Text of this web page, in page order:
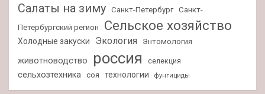
Салаты на зиму Санкт-Петербург Санкт-
Петербургский регион
Сельское хозяйство
Холодные закуски Экология Энтомология
животноводство россия селекция
сельхозтехника соя технологии фунгициды